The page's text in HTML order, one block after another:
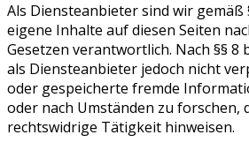
Als Diensteanbieter sind wir gemäß
eigene Inhalte auf diesen Seiten
Gesetzen verantwortlich. Nach §§ 8
als Diensteanbieter jedoch nicht
oder gespeicherte fremde
oder nach Umständen zu forschen,
rechtswidrige Tätigkeit hinweisen.